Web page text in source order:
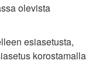
olevista
esiasetusta,
korostamalla